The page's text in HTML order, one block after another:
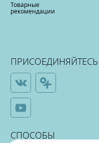
Товарные
рекомендации
ПРИСОЕДИНЯЙТЕСЬ
СПОСОБЫ